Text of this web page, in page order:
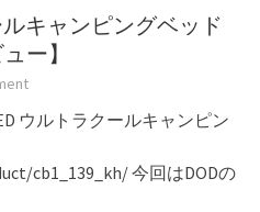
ルキャンピングベッド
ー】
ウルトラクールキャンピン
cb1_139_kh/ 今回はDODの